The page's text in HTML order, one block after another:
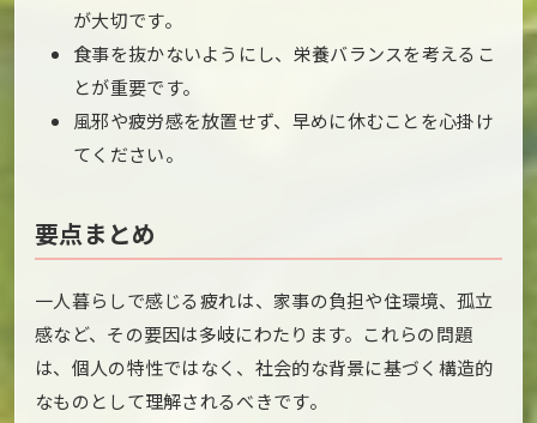
が大切です。
食事を抜かないようにし、栄養バランスを考えるこ
とが重要です。
風邪や疲労感を放置せず、早めに休むことを心掛け
てください。
要点まとめ
一人暮らしで感じる疲れは、家事の負担や住環境、孤立
感など、その要因は多岐にわたります。これらの問題
は、個人の特性ではなく、社会的な背景に基づく構造的
なものとして理解されるべきです。